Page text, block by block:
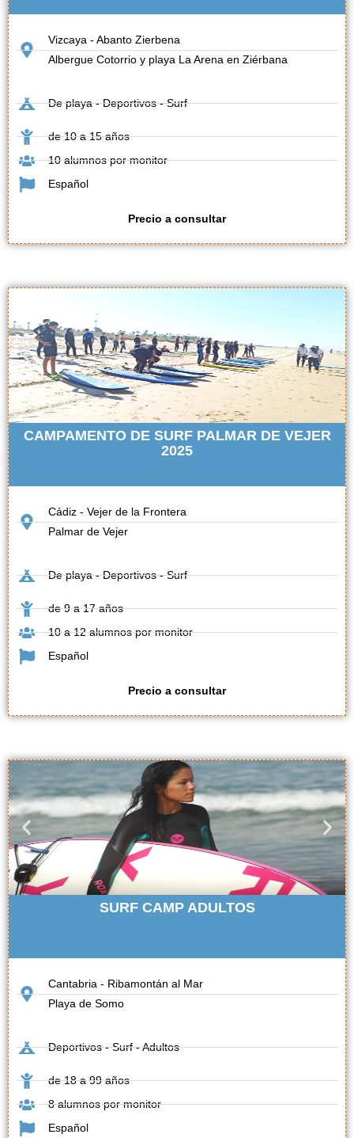
Vizcaya - Abanto Zierbena
Albergue Cotorrio y playa La Arena en Ziérbana
De playa - Deportivos - Surf
de 10 a 15 años
10 alumnos por monitor
Español
Precio a consultar
CAMPAMENTO DE SURF PALMAR DE VEJER
2025
Cádiz - Vejer de la Frontera
Palmar de Vejer
De playa - Deportivos - Surf
de 9 a 17 años
10 a 12 alumnos por monitor
Español
Precio a consultar
SURF CAMP ADULTOS
Cantabria - Ribamontán al Mar
Playa de Somo
Deportivos - Surf - Adultos
de 18 a 99 años
8 alumnos por monitor
Español